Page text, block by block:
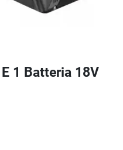
1 Batteria 18V